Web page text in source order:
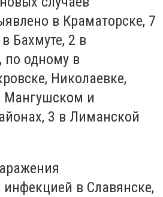
в Краматорске, 7
Бахмуте, 2 в
по одному в
Николаевке,
Мангушском и
3 в Лиманской
в Славянске,